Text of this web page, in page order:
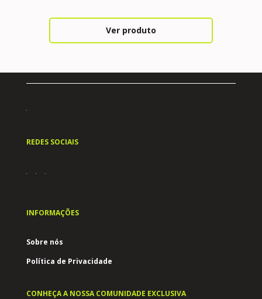
Ver produto
REDES SOCIAIS
INFORMAÇÕES
Sobre nós
Política de Privacidade
CONHEÇA A NOSSA COMUNIDADE EXCLUSIVA